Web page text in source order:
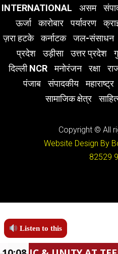
INTERNATIONAL
असम
ऊर्जा
कारोबार पर्यावरण
ज़रा हटके
कर्नाटक जल-संसाधन
प्रदेश
उड़ीसा उत्तर प्रदेश
दिल्ली NCR
मनोरंजन रक्षा
पंजाब
संपादकीय महाराष्ट्र
सामाजिक क्षेत्र
Copyright © All
Website Design By
82529
Listen to this